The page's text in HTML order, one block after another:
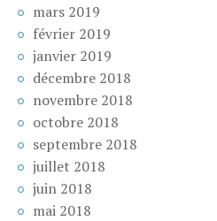
mars 2019
février 2019
janvier 2019
décembre 2018
novembre 2018
octobre 2018
septembre 2018
juillet 2018
juin 2018
mai 2018